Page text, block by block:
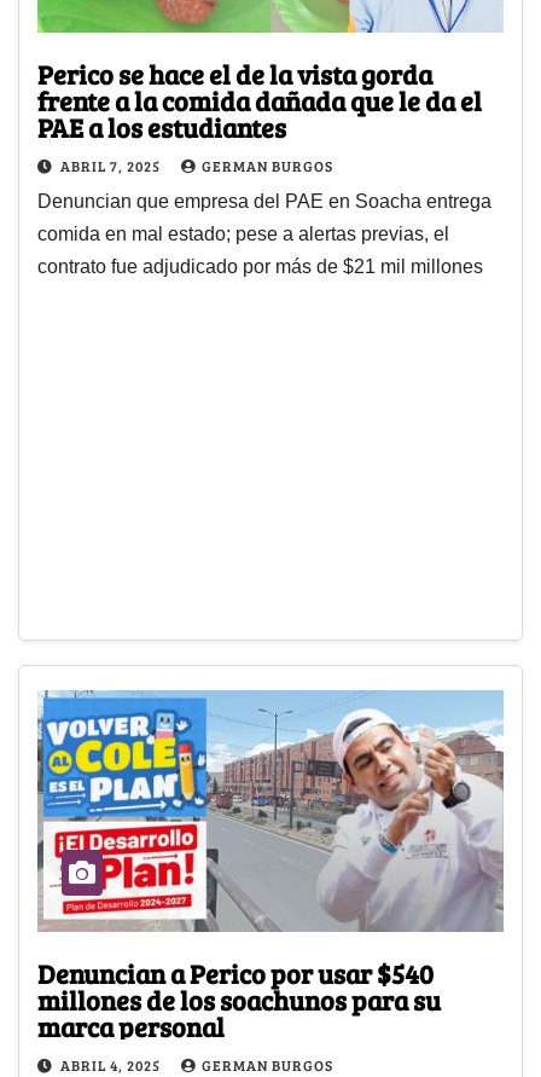
Perico se hace el de la vista gorda
frente a la comida dañada que le da el
PAE a los estudiantes
ABRIL 7, 2025 GERMAN BURGOS
Denuncian que empresa del PAE en Soacha entrega
comida en mal estado; pese a alertas previas, el
contrato fue adjudicado por más de $21 mil millones
Denuncian a Perico por usar $540
millones de los soachunos para su
marca personal
ABRIL 4, 2025 GERMAN BURGOS